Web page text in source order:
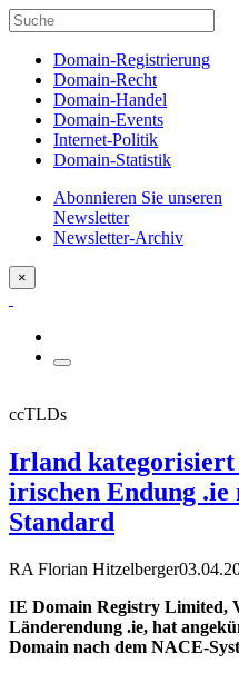
Domain-Registrierung
Domain-Recht
Domain-Handel
Domain-Events
Internet-Politik
Domain-Statistik
Abonnieren Sie unseren
Newsletter
Newsletter-Archiv
×
ccTLDs
Irland kategorisiert
irischen Endung .ie
Standard
RA Florian Hitzelberger
IE Domain Registry Limited,
Länderendung .ie, hat
Domain nach dem NACE-